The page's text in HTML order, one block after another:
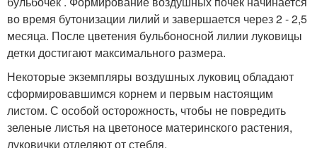
во время бутонизации лилий и завершается через 2 - 2,5
месяца. После цветения бульбоносной лилии луковицы
детки достигают максимального размера.
Некоторые экземпляры воздушных луковиц обладают
сформировавшимся корнем и первым настоящим
листом. С особой осторожность, чтобы не повредить
зеленые листья на цветоносе материнского растения,
луковички отделяют от стебля.